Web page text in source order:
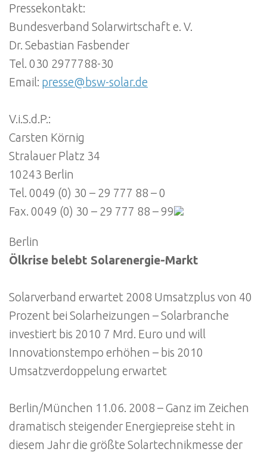
Pressekontakt:
Bundesverband Solarwirtschaft e. V.
Dr. Sebastian Fasbender
Tel. 030 2977788-30
Email: presse@bsw-solar.de
V.i.S.d.P.:
Carsten Körnig
Stralauer Platz 34
10243 Berlin
Tel. 0049 (0) 30 – 29 777 88 – 0
Fax. 0049 (0) 30 – 29 777 88 – 99
Berlin
Ölkrise belebt Solarenergie-Markt
Solarverband erwartet 2008 Umsatzplus von 40
Prozent bei Solarheizungen – Solarbranche
investiert bis 2010 7 Mrd. Euro und will
Innovationstempo erhöhen – bis 2010
Umsatzverdoppelung erwartet
Berlin/München 11.06. 2008 – Ganz im Zeichen
dramatisch steigender Energiepreise steht in
diesem Jahr die größte Solartechnikmesse der